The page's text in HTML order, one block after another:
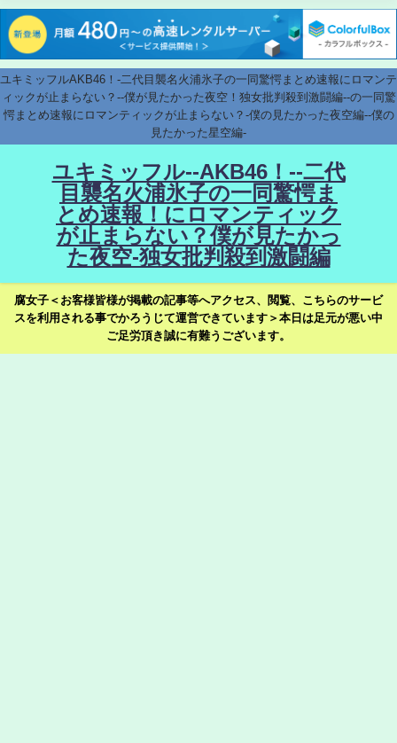
ユキミッフルAKB46！-二代目襲名火浦氷子の一同驚愕まとめ速報にロマンテ
ィックが止まらない？--僕が見たかった夜空！独女批判殺到激闘編--の一同驚
愕まとめ速報にロマンティックが止まらない？-僕の見たかった夜空編--僕の
見たかった星空編-
ユキミッフル--AKB46！--二代
目襲名火浦氷子の一同驚愕ま
とめ速報！にロマンティック
が止まらない？僕が見たかっ
た夜空-独女批判殺到激闘編
腐女子＜お客様皆様が掲載の記事等へアクセス、閲覧、こちらのサービ
スを利用される事でかろうじて運営できています＞本日は足元が悪い中
ご足労頂き誠に有難うございます。